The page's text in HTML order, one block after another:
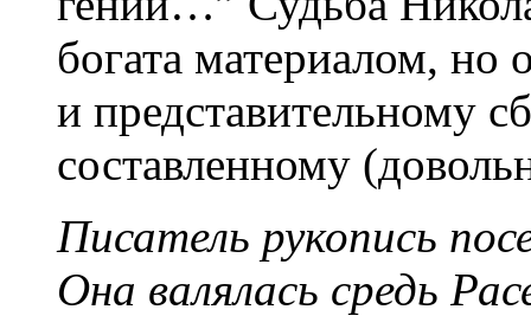
богата материалом, но
и представительному
составленному
Писатель рукопись
Она валялась средь